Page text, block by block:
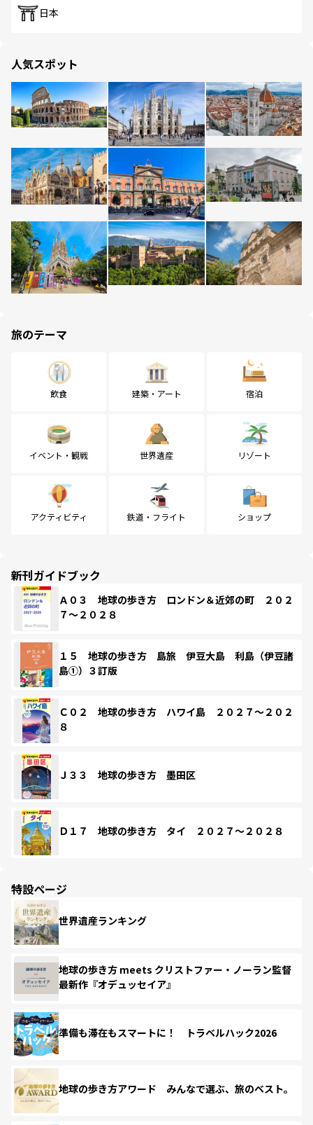
日本
人気スポット
旅のテーマ
飲食 建築・アート 宿泊
イベント・観戦 世界遺産 リゾート
アクティビティ 鉄道・フライト ショップ
新刊ガイドブック
Ａ０３ 地球の歩き方 ロンドン＆近郊の町 ２０２
７～２０２８
１５ 地球の歩き方 島旅 伊豆大島 利島（伊豆諸
島①）３訂版
Ｃ０２ 地球の歩き方 ハワイ島 ２０２７～２０２
８
Ｊ３３ 地球の歩き方 墨田区
Ｄ１７ 地球の歩き方 タイ ２０２７～２０２８
特設ページ
世界遺産ランキング
地球の歩き方 meets クリストファー・ノーラン監督
最新作『オデュッセイア』
準備も滞在もスマートに！ トラベルハック2026
地球の歩き方アワード みんなで選ぶ、旅のベスト。